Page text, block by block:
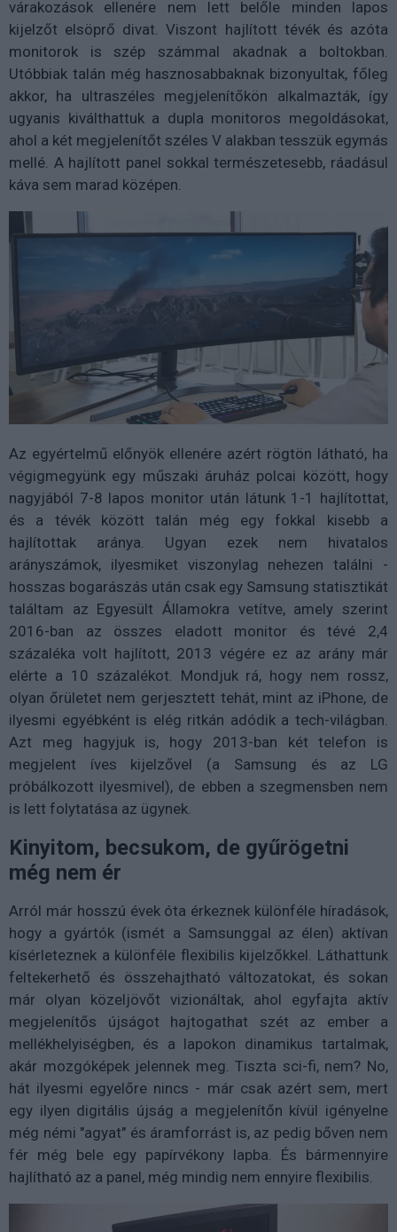
várakozások ellenére nem lett belőle minden lapos
kijelzőt elsöprő divat. Viszont hajlított tévék és azóta
monitorok is szép számmal akadnak a boltokban.
Utóbbiak talán még hasznosabbaknak bizonyultak, főleg
akkor, ha ultraszéles megjelenítőkön alkalmazták, így
ugyanis kiválthattuk a dupla monitoros megoldásokat,
ahol a két megjelenítőt széles V alakban tesszük egymás
mellé. A hajlított panel sokkal természetesebb, ráadásul
káva sem marad középen.
Az egyértelmű előnyök ellenére azért rögtön látható, ha
végigmegyünk egy műszaki áruház polcai között, hogy
nagyjából 7-8 lapos monitor után látunk 1-1 hajlítottat,
és a tévék között talán még egy fokkal kisebb a
hajlítottak aránya. Ugyan ezek nem hivatalos
arányszámok, ilyesmiket viszonylag nehezen találni -
hosszas bogarászás után csak egy Samsung statisztikát
találtam az Egyesült Államokra vetítve, amely szerint
2016-ban az összes eladott monitor és tévé 2,4
százaléka volt hajlított, 2013 végére ez az arány már
elérte a 10 százalékot. Mondjuk rá, hogy nem rossz,
olyan őrületet nem gerjesztett tehát, mint az iPhone, de
ilyesmi egyébként is elég ritkán adódik a tech-világban.
Azt meg hagyjuk is, hogy 2013-ban két telefon is
megjelent íves kijelzővel (a Samsung és az LG
próbálkozott ilyesmivel), de ebben a szegmensben nem
is lett folytatása az ügynek.
Kinyitom, becsukom, de gyűrögetni
még nem ér
Arról már hosszú évek óta érkeznek különféle híradások,
hogy a gyártók (ismét a Samsunggal az élen) aktívan
kísérleteznek a különféle flexibilis kijelzőkkel. Láthattunk
feltekerhető és összehajtható változatokat, és sokan
már olyan közeljövőt vizionáltak, ahol egyfajta aktív
megjelenítős újságot hajtogathat szét az ember a
mellékhelyiségben, és a lapokon dinamikus tartalmak,
akár mozgóképek jelennek meg. Tiszta sci-fi, nem? No,
hát ilyesmi egyelőre nincs - már csak azért sem, mert
egy ilyen digitális újság a megjelenítőn kívül igényelne
még némi "agyat" és áramforrást is, az pedig bőven nem
fér még bele egy papírvékony lapba. És bármennyire
hajlítható az a panel, még mindig nem ennyire flexibilis.